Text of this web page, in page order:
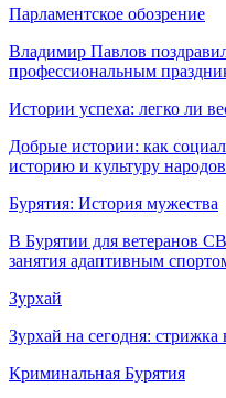
Парламентское обозрение
Владимир Павлов
профессиональным
Истории успеха: легко ли
Добрые истории: как
историю и культуру
Бурятия: История мужества
В Бурятии для ветеранов
занятия адаптивным
Зурхай
Зурхай на сегодня: стрижка
Криминальная Бурятия